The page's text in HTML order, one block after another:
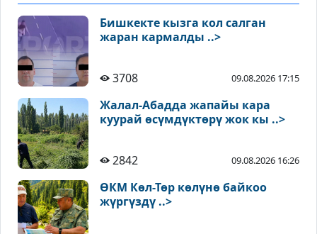
Бишкекте кызга кол салган
жаран кармалды ..>
3708 09.08.2026 17:15
Жалал-Абадда жапайы кара
куурай өсүмдүктөрү жок кы ..>
2842 09.08.2026 16:26
ӨКМ Көл-Төр көлүнө байкоо
жүргүздү ..>